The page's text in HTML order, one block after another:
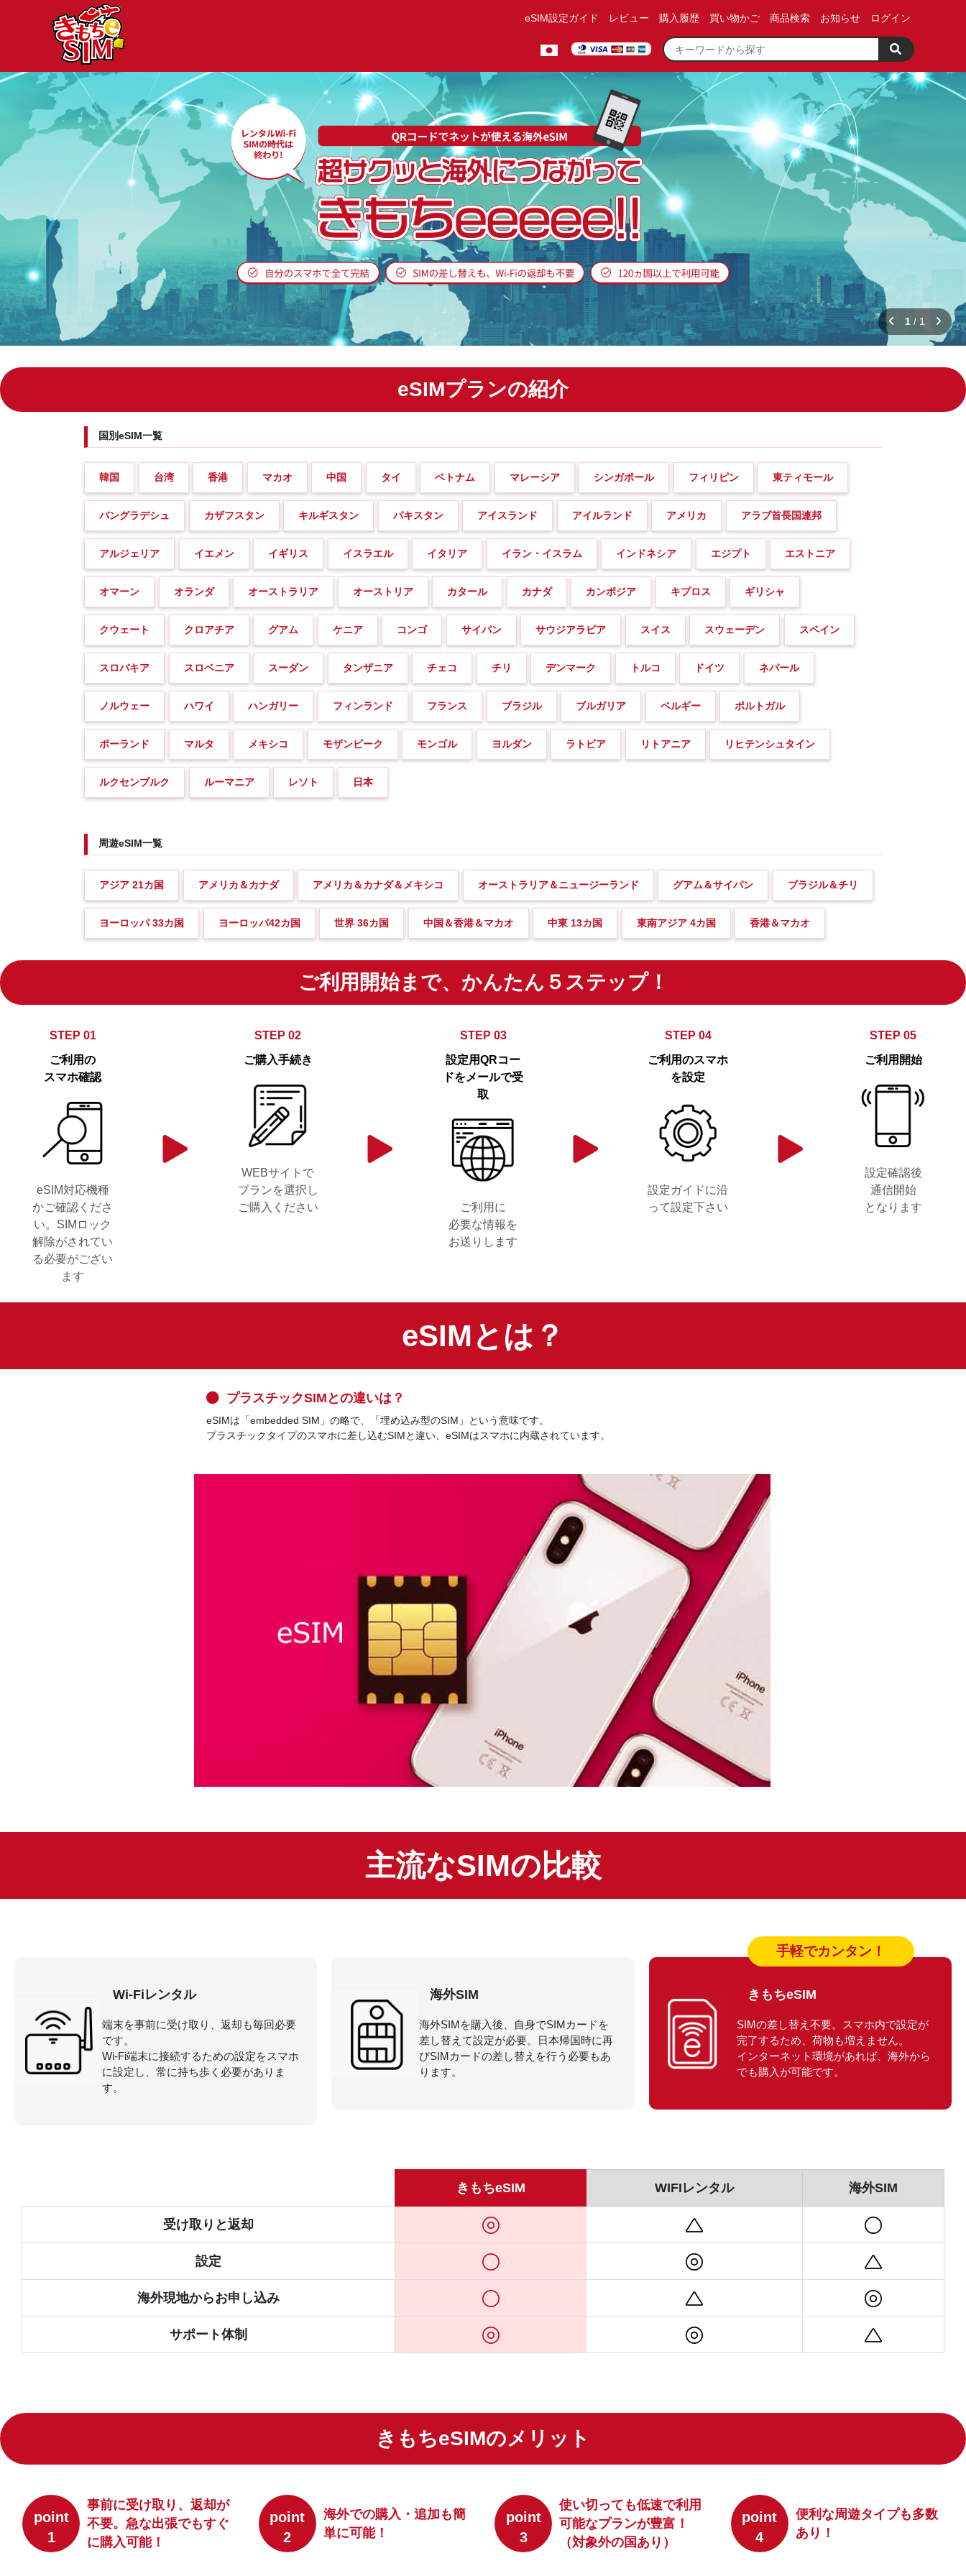
eSIM設定ガイド レビュー 購入履歴 買い物かご 商品検索 お知らせ ログイン
1 / 1
eSIMプランの紹介
国別eSIM一覧
韓国 台湾 香港 マカオ 中国 タイ ベトナム マレーシア シンガポール フィリピン 東ティモール
バングラデシュ カザフスタン キルギスタン パキスタン アイスランド アイルランド アメリカ アラブ首長国連邦
アルジェリア イエメン イギリス イスラエル イタリア イラン・イスラム インドネシア エジプト エストニア
オマーン オランダ オーストラリア オーストリア カタール カナダ カンボジア キプロス ギリシャ
クウェート クロアチア グアム ケニア コンゴ サイパン サウジアラビア スイス スウェーデン スペイン
スロバキア スロベニア スーダン タンザニア チェコ チリ デンマーク トルコ ドイツ ネパール
ノルウェー ハワイ ハンガリー フィンランド フランス ブラジル ブルガリア ベルギー ポルトガル
ポーランド マルタ メキシコ モザンビーク モンゴル ヨルダン ラトビア リトアニア リヒテンシュタイン
ルクセンブルク ルーマニア レソト 日本
周遊eSIM一覧
アジア 21カ国 アメリカ＆カナダ アメリカ＆カナダ＆メキシコ オーストラリア＆ニュージーランド グアム＆サイパン ブラジル＆チリ
ヨーロッパ 33カ国 ヨーロッパ42カ国 世界 36カ国 中国＆香港＆マカオ 中東 13カ国 東南アジア 4カ国 香港＆マカオ
ご利用開始まで、かんたん５ステップ！
STEP 01
ご利用の
スマホ確認
eSIM対応機種
かご確認くださ
い。SIMロック
解除がされてい
る必要がござい
ます
STEP 02
ご購入手続き
WEBサイトで
プランを選択し
ご購入ください
STEP 03
設定用QRコー
ドをメールで受
取
ご利用に
必要な情報を
お送りします
STEP 04
ご利用のスマホ
を設定
設定ガイドに沿
って設定下さい
STEP 05
ご利用開始
設定確認後
通信開始
となります
eSIMとは？
プラスチックSIMとの違いは？
eSIMは「embedded SIM」の略で、「埋め込み型のSIM」という意味です。
プラスチックタイプのスマホに差し込むSIMと違い、eSIMはスマホに内蔵されています。
主流なSIMの比較
Wi-Fiレンタル
端末を事前に受け取り、返却も毎回必要
です。
Wi-Fi端末に接続するための設定をスマホ
に設定し、常に持ち歩く必要がありま
す。
海外SIM
海外SIMを購入後、自身でSIMカードを
差し替えて設定が必要。日本帰国時に再
びSIMカードの差し替えを行う必要もあ
ります。
手軽でカンタン！
きもちeSIM
SIMの差し替え不要。スマホ内で設定が
完了するため、荷物も増えません。
インターネット環境があれば、海外から
でも購入が可能です。
きもちeSIM WIFIレンタル 海外SIM
受け取りと返却
設定
海外現地からお申し込み
サポート体制
きもちeSIMのメリット
point
1
事前に受け取り、返却が
不要。急な出張でもすぐ
に購入可能！
point
2
海外での購入・追加も簡
単に可能！
point
3
使い切っても低速で利用
可能なプランが豊富！
（対象外の国あり）
point
4
便利な周遊タイプも多数
あり！